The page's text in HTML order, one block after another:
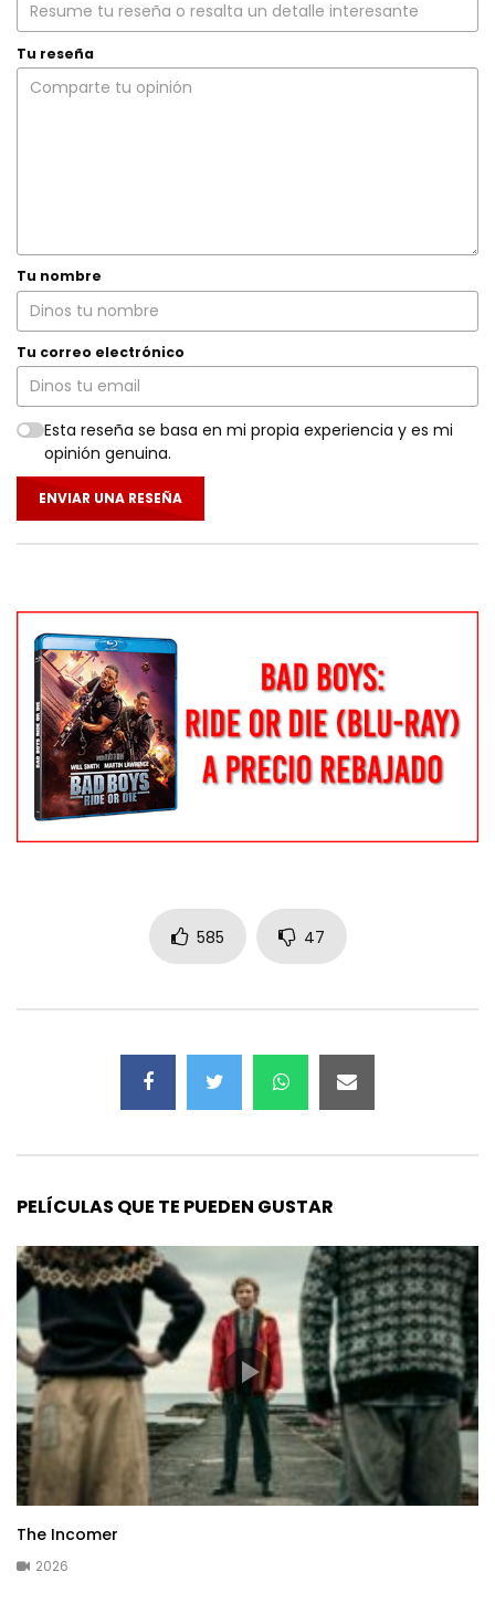
Tu reseña
Tu nombre
Tu correo electrónico
Esta reseña se basa en mi propia experiencia y es mi
opinión genuina.
ENVIAR UNA RESEÑA
585 47
PELÍCULAS QUE TE PUEDEN GUSTAR
The Incomer
2026